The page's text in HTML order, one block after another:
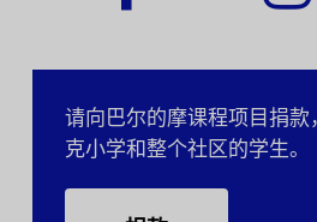
请向巴尔的摩课程项目捐款
克小学和整个社区的学生。